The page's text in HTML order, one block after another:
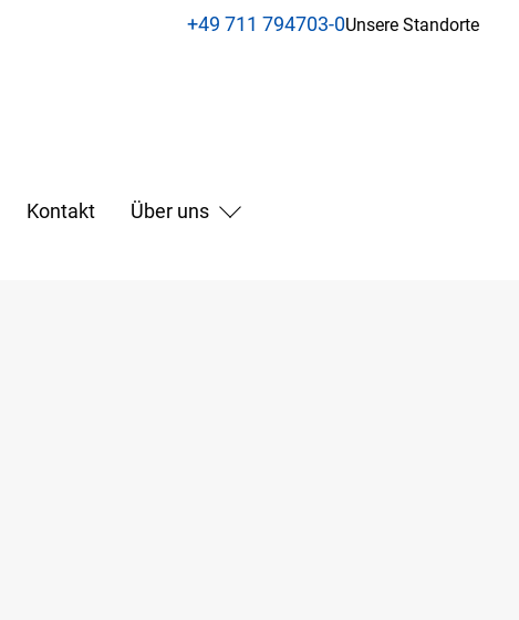
+49 711 794703-0Unsere Standorte
Kontakt Über uns